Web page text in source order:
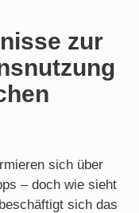
zur
sich über
– doch wie sieht
sich das